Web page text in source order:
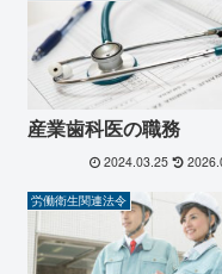
産業歯科医の職務
2024.03.25
労働衛生関連法令